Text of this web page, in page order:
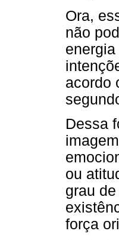
Ora,
não
acordo
Dessa
ou
grau
força